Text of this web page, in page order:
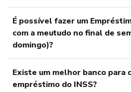
É possível fazer um
com a meutudo no final de
domingo)?
Existe um melhor banco para
empréstimo do INSS?